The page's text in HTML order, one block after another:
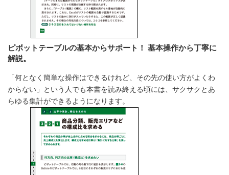
ピボットテーブルの基本からサポート！ 基本操作から丁寧に
解説。
「何となく簡単な操作はできるけれど、その先の使い方がよくわ
からない」という人でも本書を読み終える頃には、サクサクとあ
らゆる集計ができるようになります。